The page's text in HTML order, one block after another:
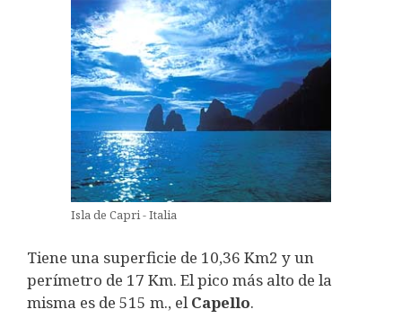
Isla de Capri - Italia
Tiene una superficie de 10,36 Km2 y un
perímetro de 17 Km. El pico más alto de la
misma es de 515 m., elCapello.